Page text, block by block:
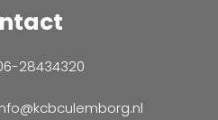
28434320